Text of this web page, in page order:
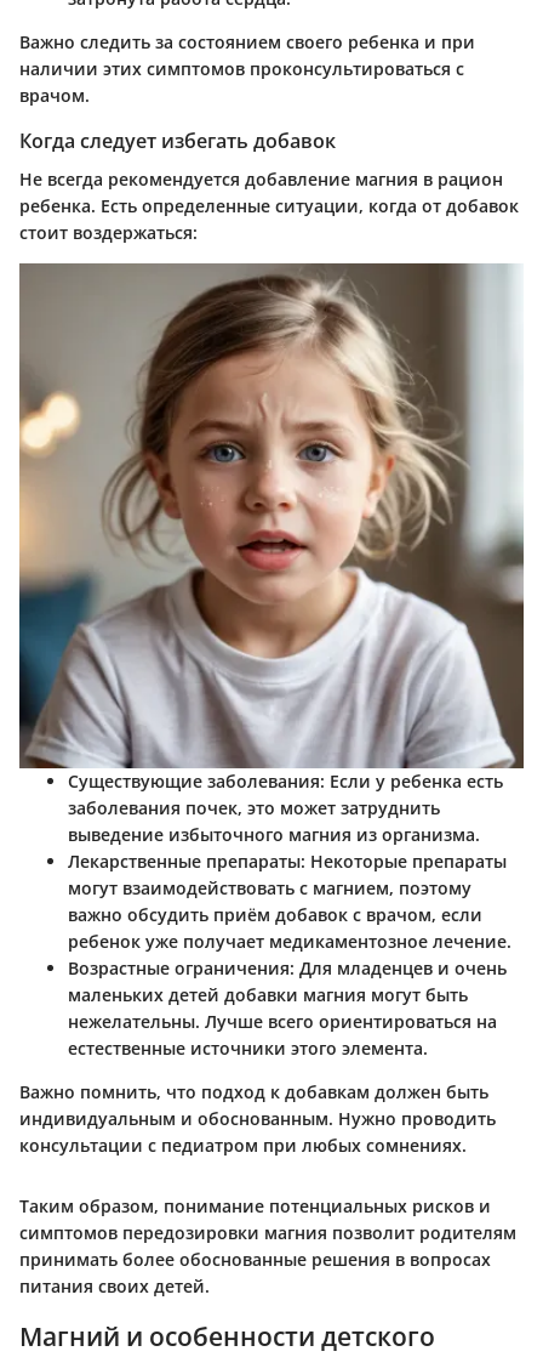
Важно следить за состоянием своего ребенка и при
наличии этих симптомов проконсультироваться с
врачом.
Когда следует избегать добавок
Не всегда рекомендуется добавление магния в рацион
ребенка. Есть определенные ситуации, когда от добавок
стоит воздержаться:
Существующие заболевания: Если у ребенка есть
заболевания почек, это может затруднить
выведение избыточного магния из организма.
Лекарственные препараты: Некоторые препараты
могут взаимодействовать с магнием, поэтому
важно обсудить приём добавок с врачом, если
ребенок уже получает медикаментозное лечение.
Возрастные ограничения: Для младенцев и очень
маленьких детей добавки магния могут быть
нежелательны. Лучше всего ориентироваться на
естественные источники этого элемента.
Важно помнить, что подход к добавкам должен быть
индивидуальным и обоснованным. Нужно проводить
консультации с педиатром при любых сомнениях.
Таким образом, понимание потенциальных рисков и
симптомов передозировки магния позволит родителям
принимать более обоснованные решения в вопросах
питания своих детей.
Магний и особенности детского